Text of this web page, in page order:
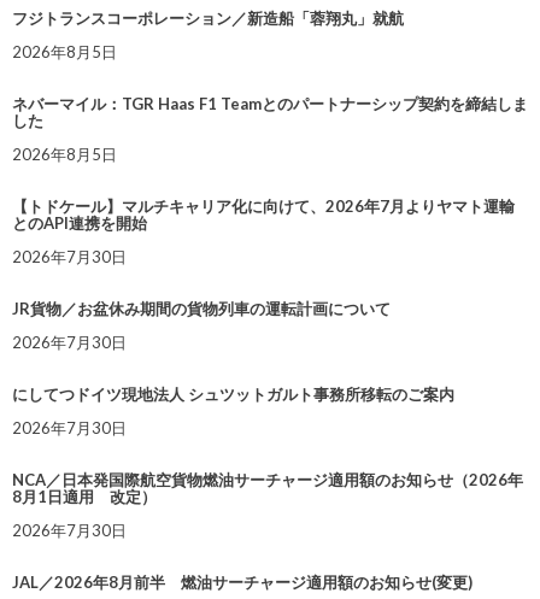
フジトランスコーポレーション／新造船「蓉翔丸」就航
2026年8月5日
ネバーマイル：TGR Haas F1 Teamとのパートナーシップ契約を締結しま
した
2026年8月5日
【トドケール】マルチキャリア化に向けて、2026年7月よりヤマト運輸
とのAPI連携を開始
2026年7月30日
JR貨物／お盆休み期間の貨物列車の運転計画について
2026年7月30日
にしてつドイツ現地法人 シュツットガルト事務所移転のご案内
2026年7月30日
NCA／日本発国際航空貨物燃油サーチャージ適用額のお知らせ（2026年
8月1日適用 改定）
2026年7月30日
JAL／2026年8月前半 燃油サーチャージ適用額のお知らせ(変更)